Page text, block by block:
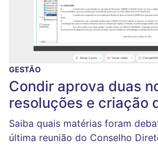
GESTÃO
Condir aprova duas
resoluções e criação
Saiba quais matérias foram
última reunião do Conselho